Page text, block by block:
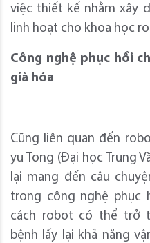
việc thiết kế nhằm xây
linh hoạt cho khoa học
Công nghệ phục hồi
già hóa
Cũng liên quan đến
yu Tong (Đại học Trung
lại mang đến câu
trong công nghệ phục
cách robot có thể trở
bệnh lấy lại khả năng